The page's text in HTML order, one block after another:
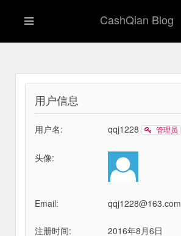
CashQian Blog
用户信息
用户名: qqj1228 管理员
头像:
Email: qqj1228@163.com
注册时间: 2016年8月6日